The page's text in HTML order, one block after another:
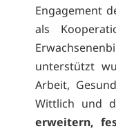
Engagement
als
unterstützt
Arbeit,
Wittlich und
erweitern,